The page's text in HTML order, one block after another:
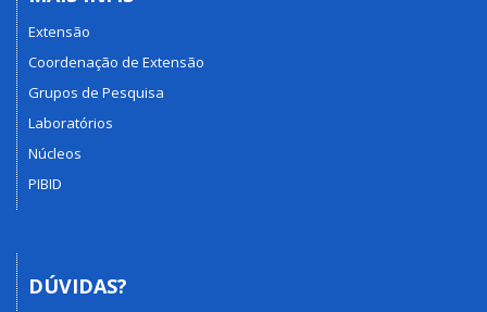
Extensão
Coordenação de Extensão
Grupos de Pesquisa
Laboratórios
Núcleos
PIBID
DÚVIDAS?